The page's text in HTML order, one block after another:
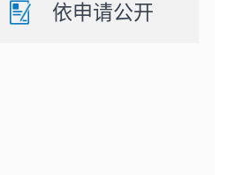
依申请公开